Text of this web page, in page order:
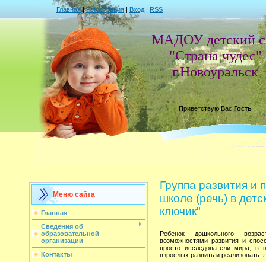
Главная|Регистрация | Вход | RSS
МАДОУ детский
"Страна чудес"
г.Новоуральск
Приветствую Вас Гость
Меню сайта
Главная
Сведения об
образовательной
организации
Контакты
Группа развития и
школе (речь) в
ключик"
Ребенок дошкольного
возможностями развития и
просто исследователи мира, в
взрослых развить и реализовать